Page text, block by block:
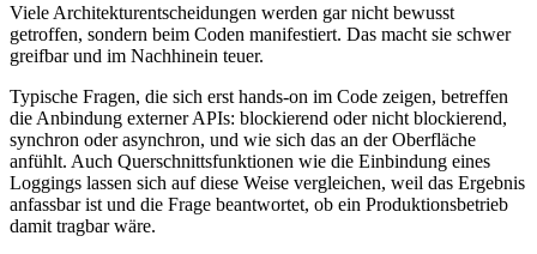
Viele Architekturentscheidungen werden gar nicht bewusst
getroffen, sondern beim Coden manifestiert. Das macht sie schwer
greifbar und im Nachhinein teuer.
Typische Fragen, die sich erst hands-on im Code zeigen, betreffen
die Anbindung externer APIs: blockierend oder nicht blockierend,
synchron oder asynchron, und wie sich das an der Oberfläche
anfühlt. Auch Querschnittsfunktionen wie die Einbindung eines
Loggings lassen sich auf diese Weise vergleichen, weil das Ergebnis
anfassbar ist und die Frage beantwortet, ob ein Produktionsbetrieb
damit tragbar wäre.